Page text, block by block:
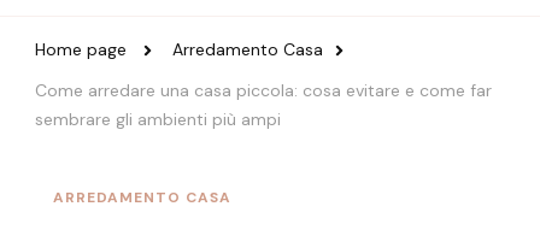
Home page
Arredamento Casa
Come arredare una casa piccola: cosa evitare e come far
sembrare gli ambienti più ampi
ARREDAMENTO CASA